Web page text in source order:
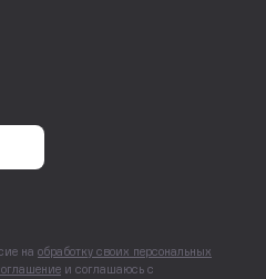
на обработку своих персональных
и соглашаюсь с